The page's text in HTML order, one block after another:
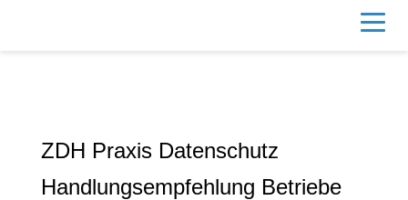
ZDH Praxis Datenschutz
Handlungsempfehlung Betriebe